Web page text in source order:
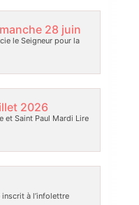
28 juin
le Seigneur pour la
2026
et Saint Paul Mardi Lire
inscrit à l’infolettre